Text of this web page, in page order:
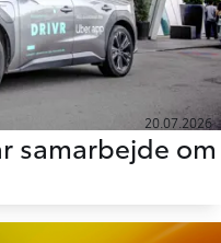
20.07.2026
samarbejde om